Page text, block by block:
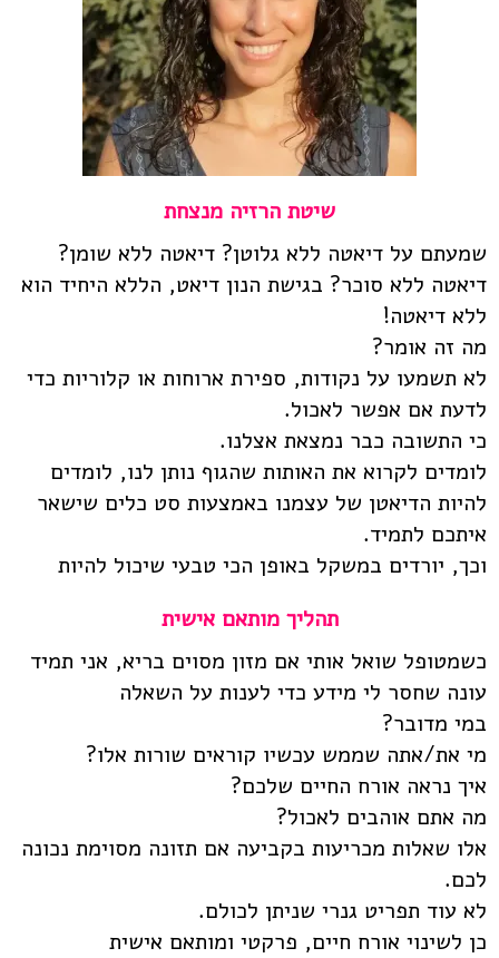
שיטת הרזיה מנצחת
שמעתם על דיאטה ללא גלוטן? דיאטה ללא שומן?
דיאטה ללא סוכר? בגישת הנון דיאט, הללא היחיד הוא
ללא דיאטה!
מה זה אומר?
לא תשמעו על נקודות, ספירת ארוחות או קלוריות כדי
לדעת אם אפשר לאכול.
כי התשובה כבר נמצאת אצלנו.
לומדים לקרוא את האותות שהגוף נותן לנו, לומדים
להיות הדיאטן של עצמנו באמצעות סט כלים שישאר
איתכם לתמיד.
וכך, יורדים במשקל באופן הכי טבעי שיכול להיות
תהליך מותאם אישית
כשמטופל שואל אותי אם מזון מסוים בריא, אני תמיד
עונה שחסר לי מידע כדי לענות על השאלה
במי מדובר?
מי את/אתה שממש עכשיו קוראים שורות אלו?
איך נראה אורח החיים שלכם?
מה אתם אוהבים לאכול?
אלו שאלות מכריעות בקביעה אם תזונה מסוימת נכונה
לכם.
לא עוד תפריט גנרי שניתן לכולם.
כן לשינוי אורח חיים, פרקטי ומותאם אישית